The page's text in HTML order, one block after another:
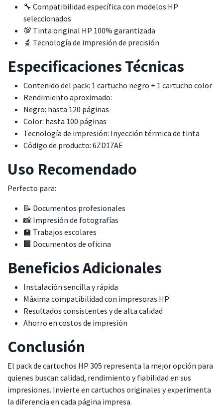
🔧 Compatibilidad específica con modelos HP
seleccionados
💯 Tinta original HP 100% garantizada
🔬 Tecnología de impresión de precisión
Especificaciones Técnicas
Contenido del pack: 1 cartucho negro + 1 cartucho color
Rendimiento aproximado:
Negro: hasta 120 páginas
Color: hasta 100 páginas
Tecnología de impresión: Inyección térmica de tinta
Código de producto: 6ZD17AE
Uso Recomendado
Perfecto para:
📝 Documentos profesionales
📸 Impresión de fotografías
🏫 Trabajos escolares
🏢 Documentos de oficina
Beneficios Adicionales
Instalación sencilla y rápida
Máxima compatibilidad con impresoras HP
Resultados consistentes y de alta calidad
Ahorro en costos de impresión
Conclusión
El pack de cartuchos HP 305 representa la mejor opción para
quienes buscan calidad, rendimiento y fiabilidad en sus
impresiones. Invierte en cartuchos originales y experimenta
la diferencia en cada página impresa.